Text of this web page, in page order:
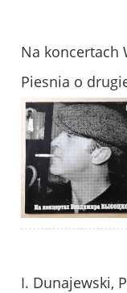
Na koncertach
Piesnia o
I. Dunajewski,